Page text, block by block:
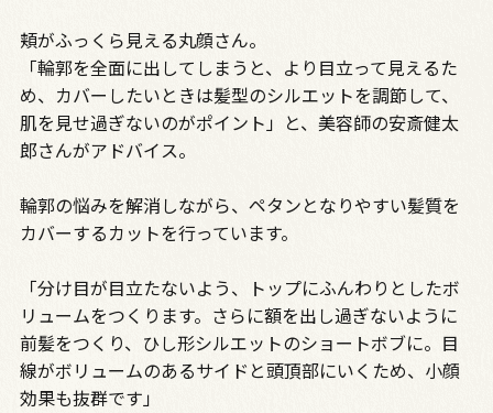
頬がふっくら見える丸顔さん。
「輪郭を全面に出してしまうと、より目立って見えるた
め、カバーしたいときは髪型のシルエットを調節して、
肌を見せ過ぎないのがポイント」と、美容師の安斎健太
郎さんがアドバイス。
輪郭の悩みを解消しながら、ペタンとなりやすい髪質を
カバーするカットを行っています。
「分け目が目立たないよう、トップにふんわりとしたボ
リュームをつくります。さらに額を出し過ぎないように
前髪をつくり、ひし形シルエットのショートボブに。目
線がボリュームのあるサイドと頭頂部にいくため、小顔
効果も抜群です」